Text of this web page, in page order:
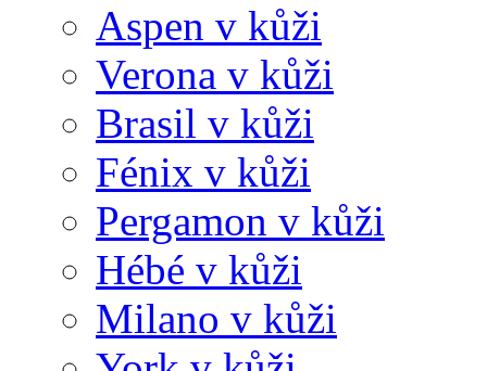
Aspen v kůži
Verona v kůži
Brasil v kůži
Fénix v kůži
Pergamon v kůži
Hébé v kůži
Milano v kůži